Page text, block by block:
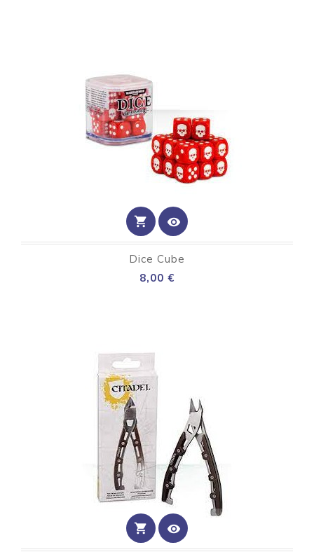
shopping_cart visibility
Dice Cube
8,00 €
shopping_cart visibility